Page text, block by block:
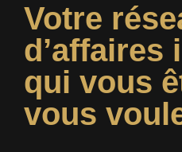
Votre
d’affaires
qui vous
vous